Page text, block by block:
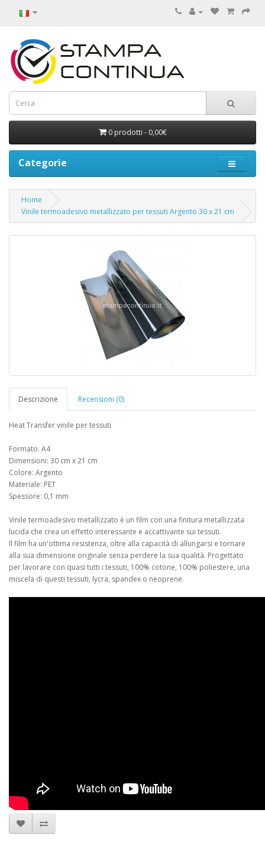
0 prodotti - 0,00€
Categorie
Home
Vinile termoadesivo metallizzato per tessuti Argento 30 x 21 cm
Descrizione Recensioni (0)
Heat Transfer vinile per tessuti
Formato: A4
Dimensioni: 30 cm x 21 cm
Colore: Argento
Materiale: PET
Spessore: 0,1 mm
Vinile termoadesivo metallizzato è un film con una finitura metallizzata
lucida che crea un effetto interessante e accattivante sui tessuti.
Il film ha un'ottima resistenza, oltre alla capacità di allungarsi e tornare
alla sua dimensione originale senza perdere la sua qualità. Progettato
per lavorare con quasi tutti i tessuti, 100% cotone, 100% poliestere, una
miscela di questi tessuti, lycra, spandex o neoprene.